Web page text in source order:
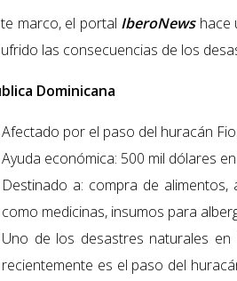
marco, el portal IberoNewshace
las consecuencias de los
Dominicana
Afectado por el paso del huracán
Ayuda económica: 500 mil dólares
Destinado a: compra de
como medicinas, insumos para
Uno de los desastres naturales
recientemente es el paso del